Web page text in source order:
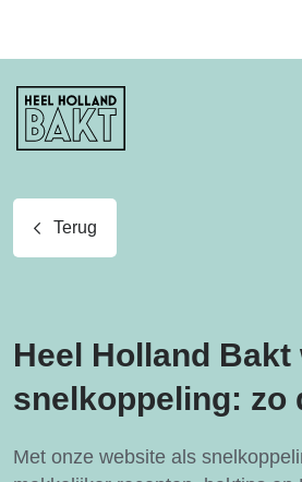
Heel
Holland
Bakt
Terug
Heel Holland
snelkoppeling: zo
Met onze website als